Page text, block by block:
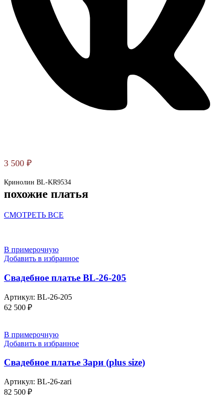
3 500 ₽
Кринолин BL-KR9534
похожие платья
СМОТРЕТЬ ВСЕ
В примерочную
Добавить в избранное
Свадебное платье BL-26-205
Артикул: BL-26-205
62 500 ₽
В примерочную
Добавить в избранное
Свадебное платье Зари (plus size)
Артикул: BL-26-zari
82 500 ₽